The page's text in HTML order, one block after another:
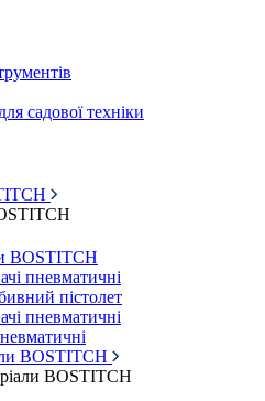
садової техніки
BOSTITCH
пневматичні
пістолет
пневматичні
BOSTITCH
BOSTITCH